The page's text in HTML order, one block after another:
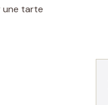
une tarte